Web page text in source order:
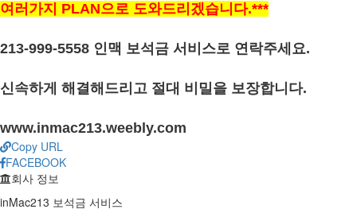
여러가지 PLAN으로 도와드리겠습니다.***
213-999-5558 인맥 보석금 서비스로 연락주세요.
신속하게 해결해드리고 절대 비밀을 보장합니다.
www.inmac213.weebly.com
Copy URL
FACEBOOK
회사 정보
inMac213 보석금 서비스